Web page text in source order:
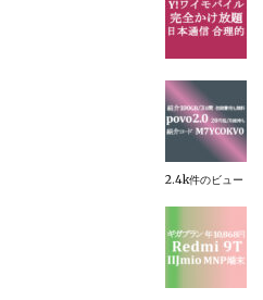
2.4k件のビュー